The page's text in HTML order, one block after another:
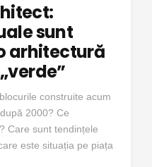
sunt
arhitectură
construite acum
2000? Ce
Care sunt tendințele
este situația pe piața